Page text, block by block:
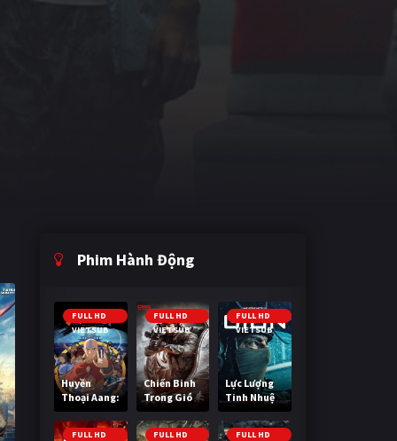
Phim Hành Động
FULL HD
VIETSUB
Huyền
Thoại Aang:
Tiết Khí Sư
Cuối Cùng
FULL HD
VIETSUB
Chiến Binh
Trong Gió
FULL HD
VIETSUB
Lực Lượng
Tinh Nhuệ
FULL HD
FULL HD
FULL HD